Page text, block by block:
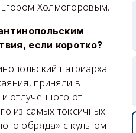
Холмогоровым.
если коротко?
патриархат
приняли в
отлученного от
из самых токсичных
обряда» с культом